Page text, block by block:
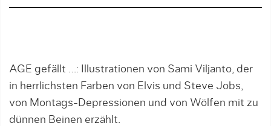
AGE gefällt …: Illustrationen von Sami Viljanto, der
in herrlichsten Farben von Elvis und Steve Jobs,
von Montags-Depressionen und von Wölfen mit zu
dünnen Beinen erzählt.